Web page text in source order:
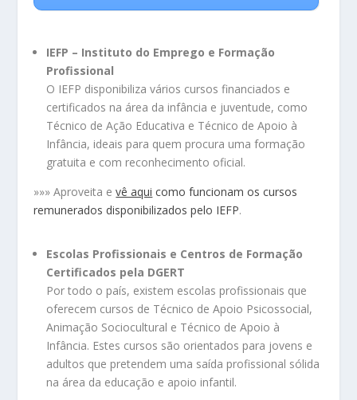
IEFP – Instituto do Emprego e Formação
Profissional
O IEFP disponibiliza vários cursos financiados e
certificados na área da infância e juventude, como
Técnico de Ação Educativa e Técnico de Apoio à
Infância, ideais para quem procura uma formação
gratuita e com reconhecimento oficial.
»»» Aproveita evê aqui como funcionam os cursos
remunerados disponibilizados pelo IEFP.
Escolas Profissionais e Centros de Formação
Certificados pela DGERT
Por todo o país, existem escolas profissionais que
oferecem cursos de Técnico de Apoio Psicossocial,
Animação Sociocultural e Técnico de Apoio à
Infância. Estes cursos são orientados para jovens e
adultos que pretendem uma saída profissional sólida
na área da educação e apoio infantil.